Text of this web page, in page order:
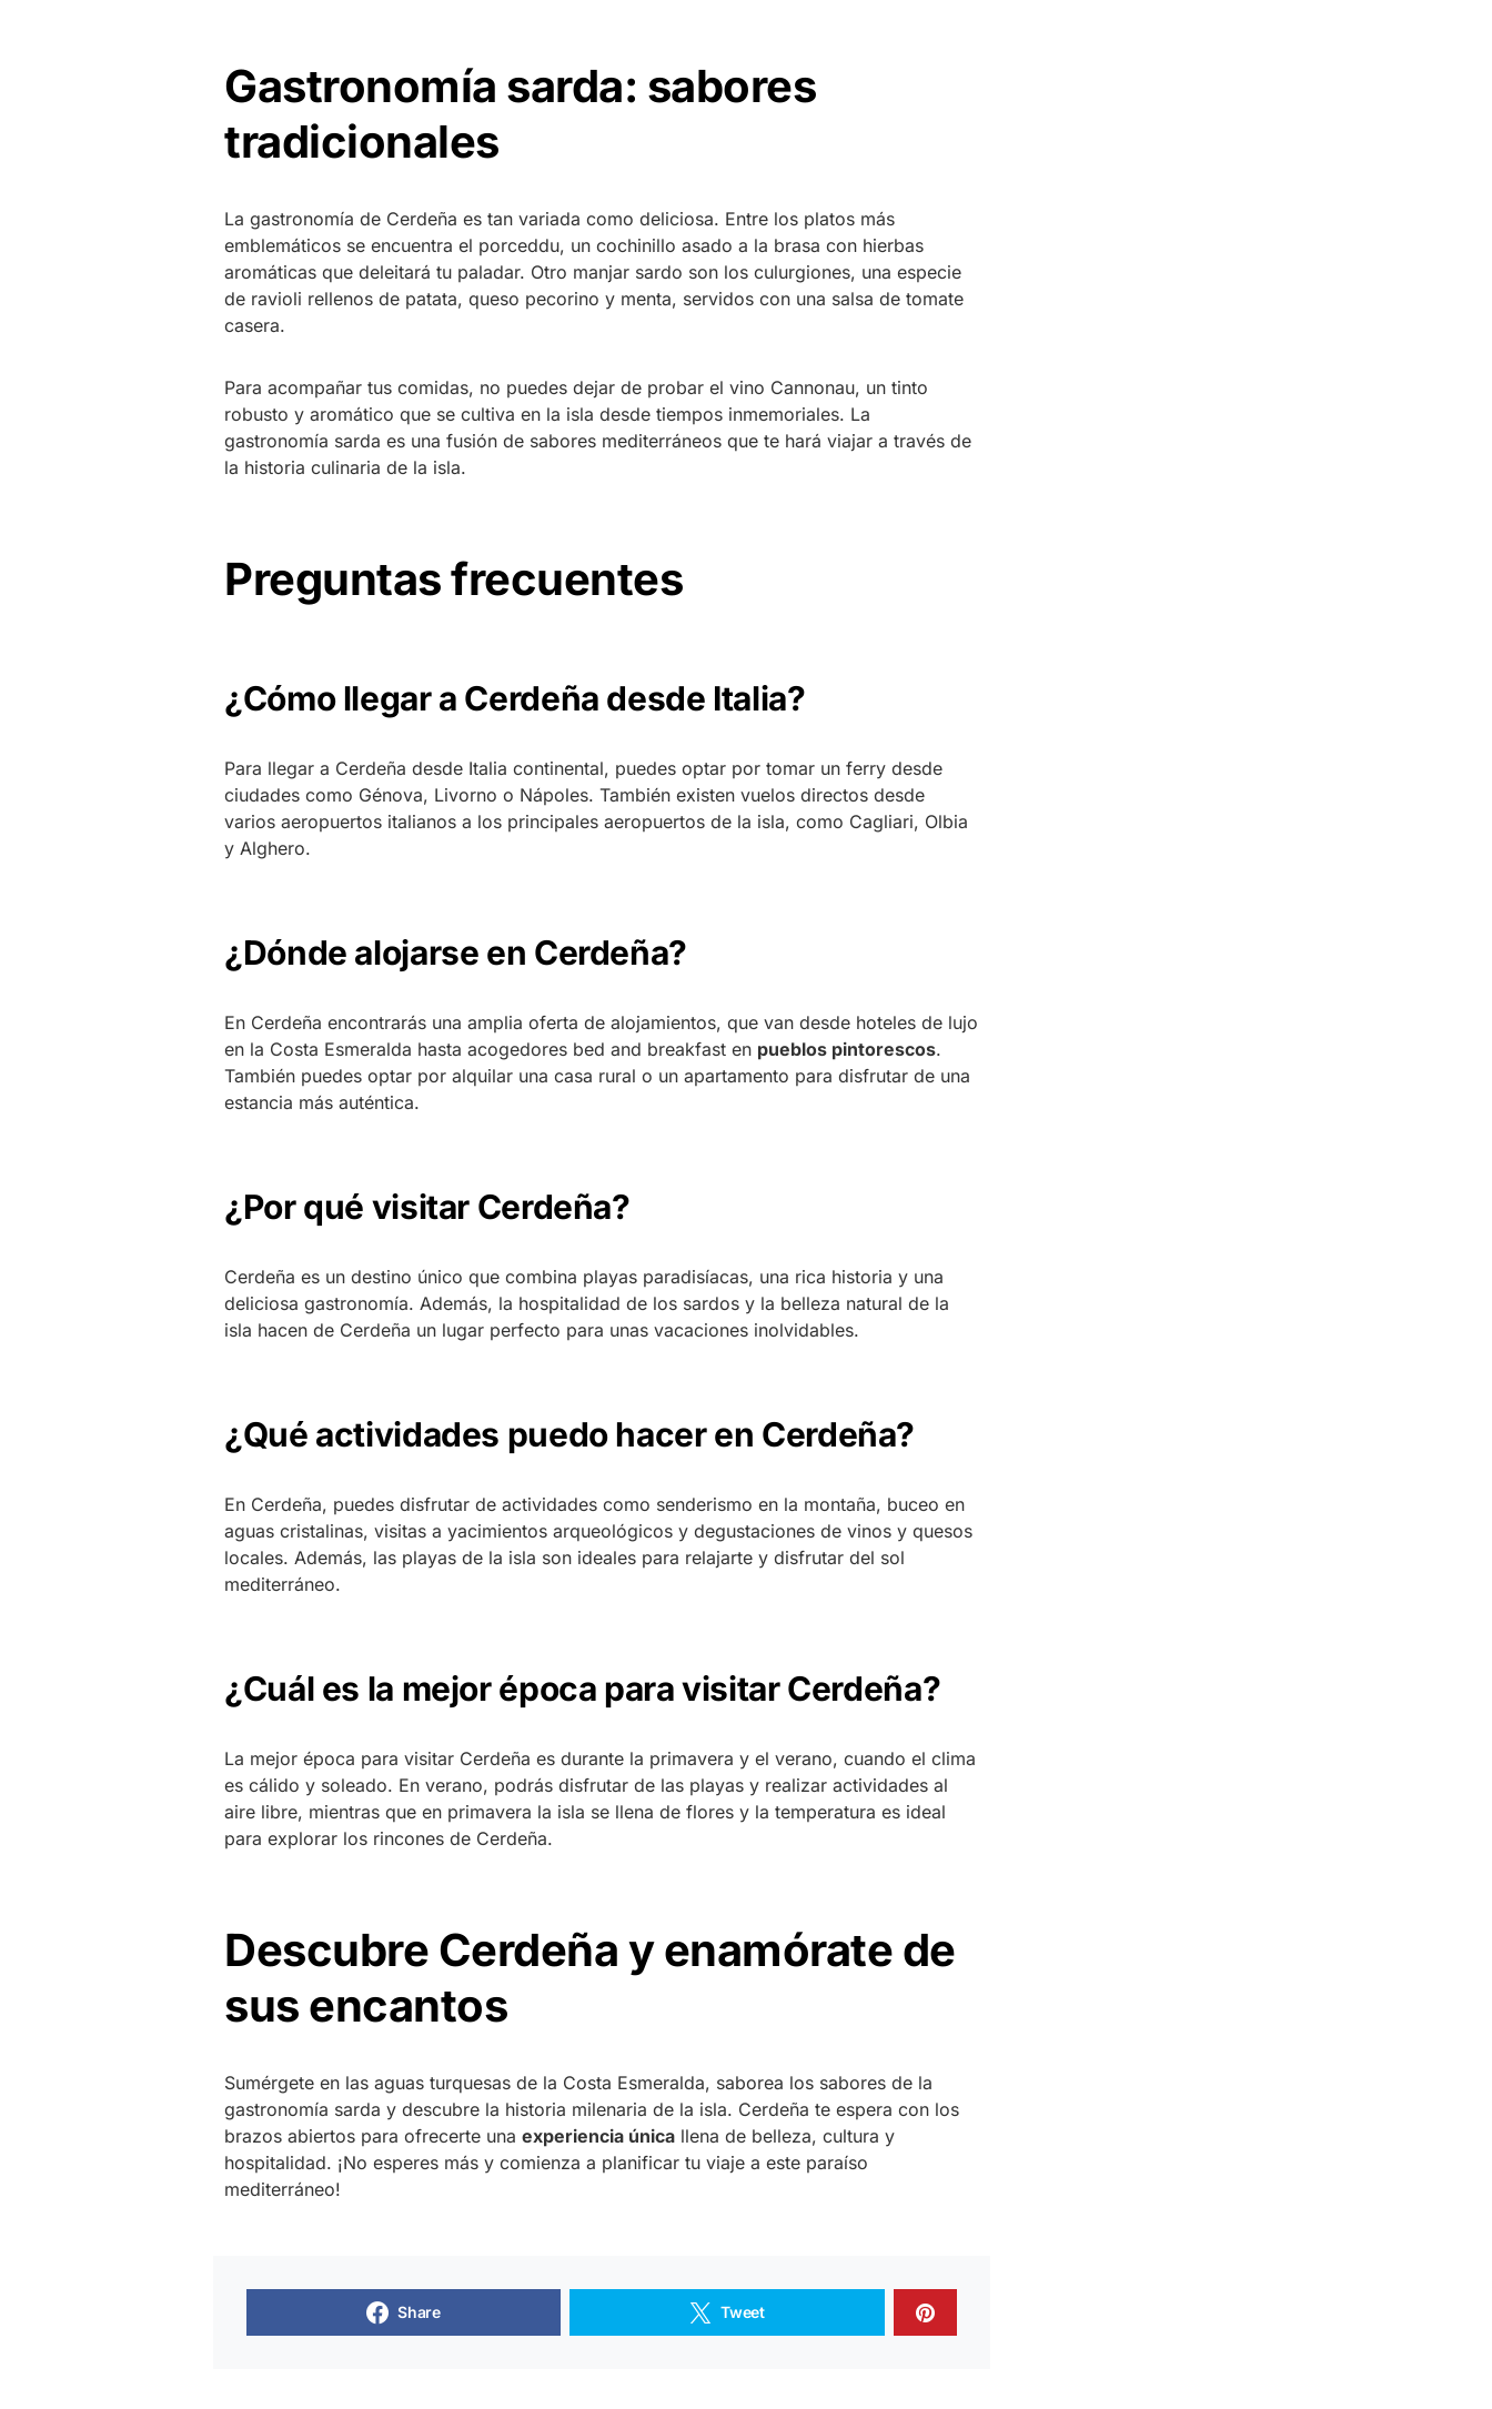
Gastronomía sarda: sabores
tradicionales
La gastronomía de Cerdeña es tan variada como deliciosa. Entre los platos más
emblemáticos se encuentra el porceddu, un cochinillo asado a la brasa con hierbas
aromáticas que deleitará tu paladar. Otro manjar sardo son los culurgiones, una especie
de ravioli rellenos de patata, queso pecorino y menta, servidos con una salsa de tomate
casera.
Para acompañar tus comidas, no puedes dejar de probar el vino Cannonau, un tinto
robusto y aromático que se cultiva en la isla desde tiempos inmemoriales. La
gastronomía sarda es una fusión de sabores mediterráneos que te hará viajar a través de
la historia culinaria de la isla.
Preguntas frecuentes
¿Cómo llegar a Cerdeña desde Italia?
Para llegar a Cerdeña desde Italia continental, puedes optar por tomar un ferry desde
ciudades como Génova, Livorno o Nápoles. También existen vuelos directos desde
varios aeropuertos italianos a los principales aeropuertos de la isla, como Cagliari, Olbia
y Alghero.
¿Dónde alojarse en Cerdeña?
En Cerdeña encontrarás una amplia oferta de alojamientos, que van desde hoteles de lujo
en la Costa Esmeralda hasta acogedores bed and breakfast en pueblos pintorescos.
También puedes optar por alquilar una casa rural o un apartamento para disfrutar de una
estancia más auténtica.
¿Por qué visitar Cerdeña?
Cerdeña es un destino único que combina playas paradisíacas, una rica historia y una
deliciosa gastronomía. Además, la hospitalidad de los sardos y la belleza natural de la
isla hacen de Cerdeña un lugar perfecto para unas vacaciones inolvidables.
¿Qué actividades puedo hacer en Cerdeña?
En Cerdeña, puedes disfrutar de actividades como senderismo en la montaña, buceo en
aguas cristalinas, visitas a yacimientos arqueológicos y degustaciones de vinos y quesos
locales. Además, las playas de la isla son ideales para relajarte y disfrutar del sol
mediterráneo.
¿Cuál es la mejor época para visitar Cerdeña?
La mejor época para visitar Cerdeña es durante la primavera y el verano, cuando el clima
es cálido y soleado. En verano, podrás disfrutar de las playas y realizar actividades al
aire libre, mientras que en primavera la isla se llena de flores y la temperatura es ideal
para explorar los rincones de Cerdeña.
Descubre Cerdeña y enamórate de
sus encantos
Sumérgete en las aguas turquesas de la Costa Esmeralda, saborea los sabores de la
gastronomía sarda y descubre la historia milenaria de la isla. Cerdeña te espera con los
brazos abiertos para ofrecerte una experiencia única llena de belleza, cultura y
hospitalidad. ¡No esperes más y comienza a planificar tu viaje a este paraíso
mediterráneo!
Share Tweet